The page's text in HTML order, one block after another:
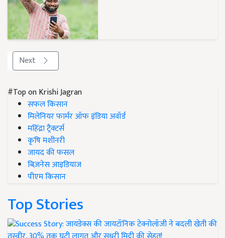
Next
#Top on Krishi Jagran
सफल किसान
मिलेनियर फार्मर ऑफ इंडिया अवॉर्ड
महिंद्रा ट्रैक्टर्स
कृषि मशीनरी
जायद की फसल
बिज़नेस आइडियाज
पीएम किसान
Top Stories